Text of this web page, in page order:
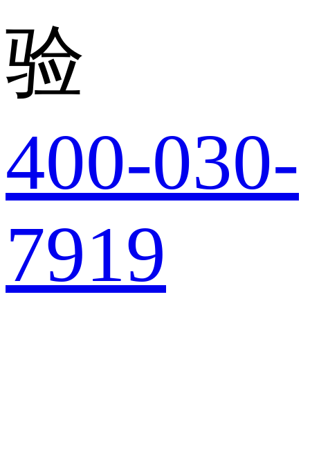
验
400-030-
7919